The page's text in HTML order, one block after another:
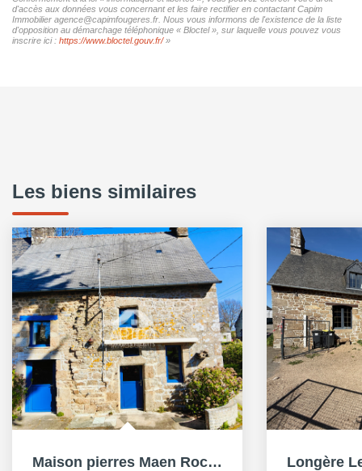
d'accès aux données vous concernant et les faire rectifier en contactant Capim
Immobilier agence@capimfougeres.fr. Nous vous informons de l'existence de la liste
d'opposition au démarchage téléphonique « Bloctel », sur laquelle vous pouvez vous
inscrire ici : https://www.bloctel.gouv.fr/»
Les biens similaires
Maison pierres Maen Roch 4 pièce(s), 83 m², 3ch, vie plain...